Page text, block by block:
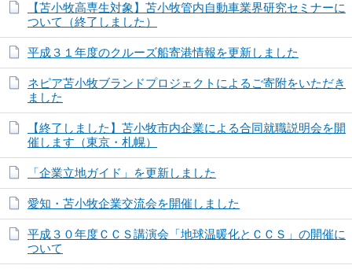
【苫小牧高専生対象】苫小牧管内自動車業界研究セミナーに
ついて（終了しました）
平成３１年度のクルーズ船寄港情報を更新しました
ネピア苫小牧ブランドプロジェクトによるご寄附をいただき
ました
【終了しました】苫小牧市内企業による合同就職説明会を開
催します（東京・札幌）
「企業立地ガイド」を更新しました
愛知・苫小牧企業交流会を開催しました
平成３０年度ＣＣＳ講演会「地球温暖化とＣＣＳ」の開催に
ついて